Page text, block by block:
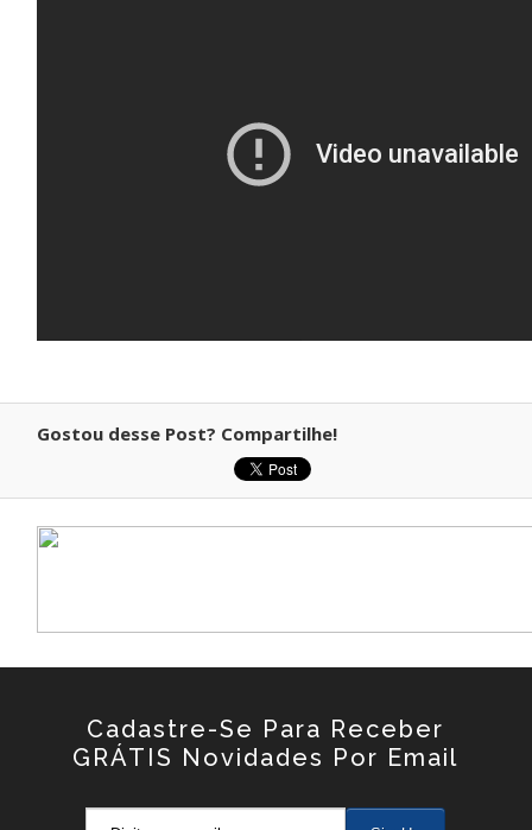
Gostou desse Post? Compartilhe!
Cadastre-Se Para Receber
GRÁTIS Novidades Por Email